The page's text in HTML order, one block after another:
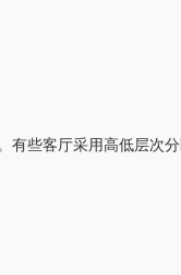
些客厅采用高低层次